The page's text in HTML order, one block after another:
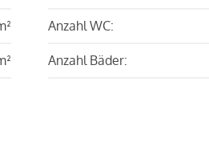
Anzahl WC:
Anzahl Bäder: